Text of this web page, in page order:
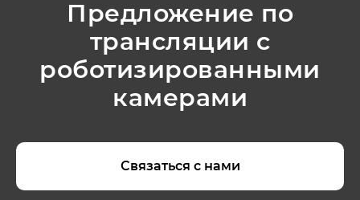
Предложение по
трансляции с
роботизированными
камерами
Связаться с нами